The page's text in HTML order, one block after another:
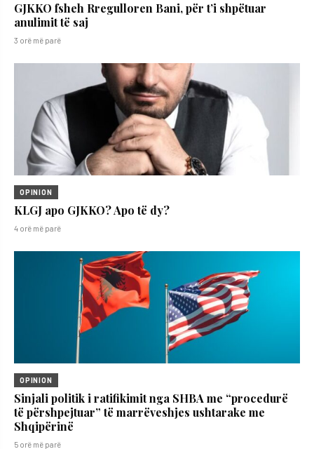
GJKKO fsheh Rregulloren Bani, për t’i shpëtuar
anulimit të saj
3 orë më parë
OPINION
KLGJ apo GJKKO? Apo të dy?
4 orë më parë
OPINION
Sinjali politik i ratifikimit nga SHBA me “procedurë
të përshpejtuar” të marrëveshjes ushtarake me
Shqipërinë
5 orë më parë